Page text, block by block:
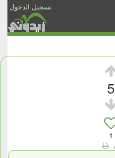
تسجيل الدخول
الأخبار
الأسئلة
5
1